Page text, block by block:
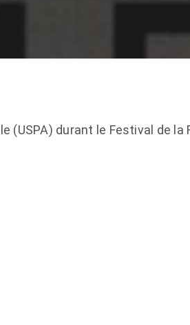
(USPA) durant le Festival de la